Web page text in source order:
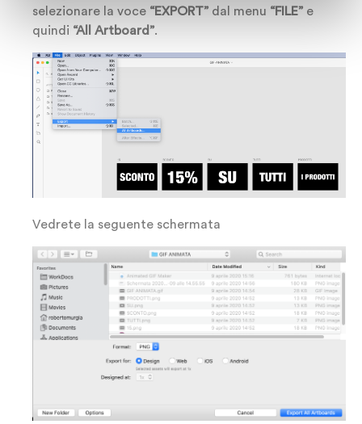
selezionare la voce “EXPORT” dal menu “FILE” e
quindi “All Artboard”.
Vedrete la seguente schermata